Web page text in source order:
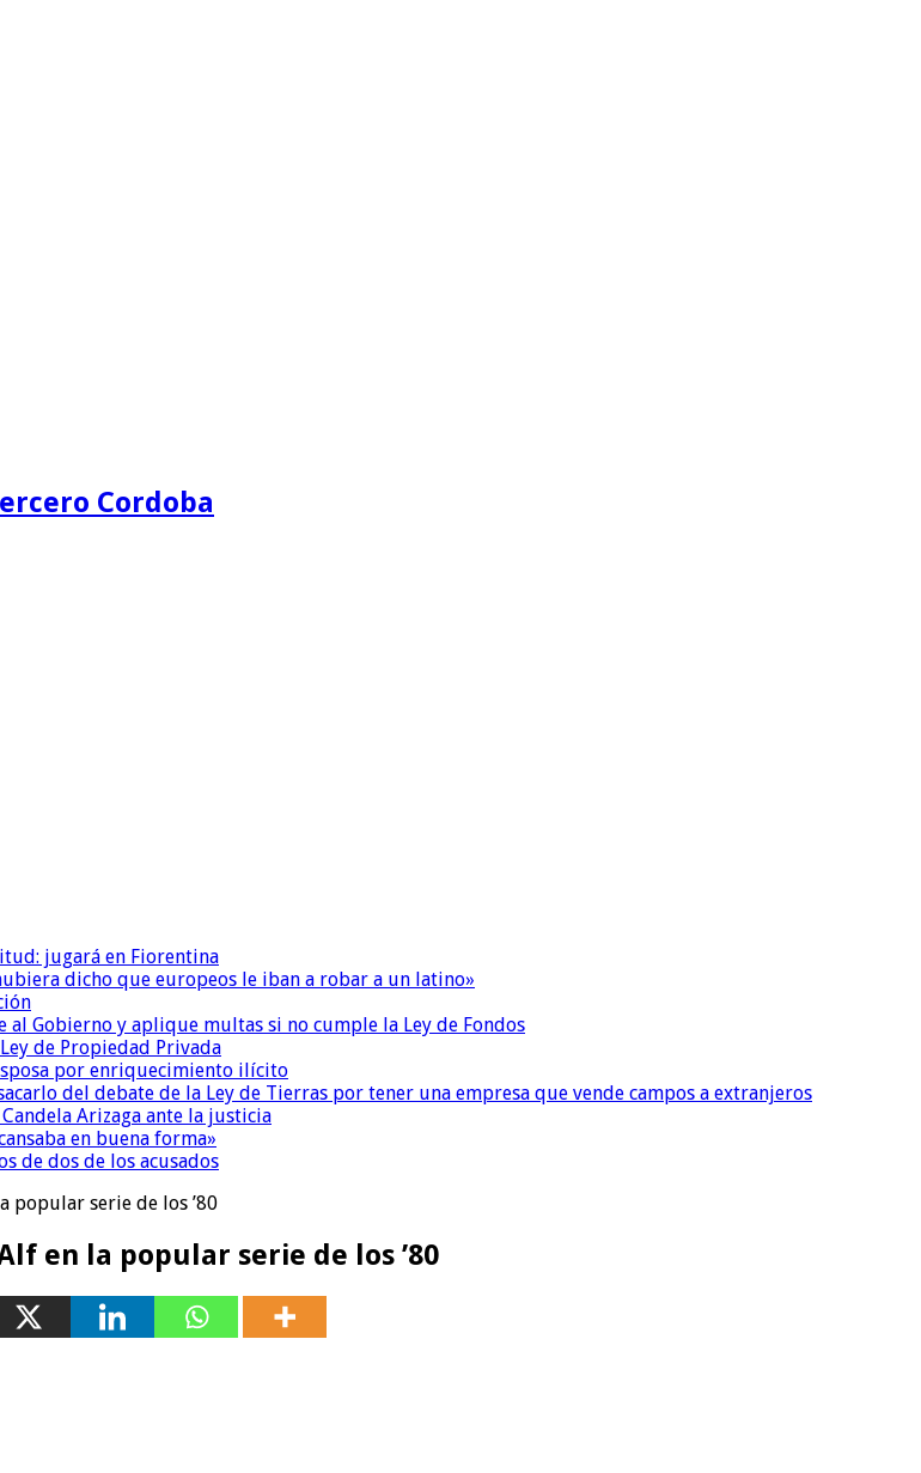
Cordoba
jugará en Fiorentina
dicho que europeos le iban a robar a un latino»
Gobierno y aplique multas si no cumple la Ley de Fondos
de Propiedad Privada
por enriquecimiento ilícito
del debate de la Ley de Tierras por tener una empresa que vende campos a extranjeros
Arizaga ante la justicia
en buena forma»
de dos de los acusados
popular serie de los ’80
en la popular serie de los ’80